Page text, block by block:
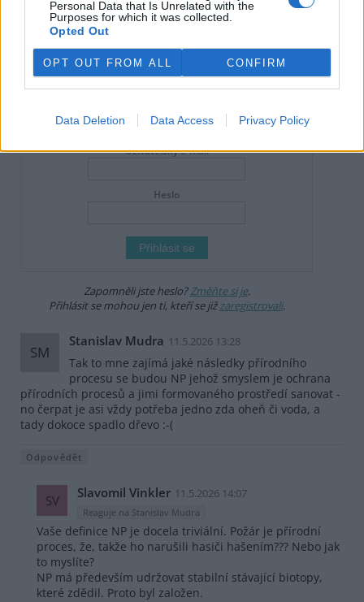
Personal Data that Is Unrelated with the
Purposes for which it was collected.
Opted Out
OPT OUT FROM ALL CONFIRM
Data Deletion Data Access Privacy Policy
Redakce Ekolistu vítá čtenářské názory, komentáře a postřehy. Tím,
dodržovatpravidla diskuse . V případě porušení si redakce
vyhrazuje právo smazat diskusní příspěvěk
DO DISKUZE SE MŮŽETE ZAPOJIT PO PŘIHLÁŠENÍ
Uživatelský e-mail
Heslo
Zapomněli jste heslo?Změňte si je.
Přihlásit se mohou jen ti, kteří se jižzaregistrovali.
SM
Stanislav Mudra 11.5.2026 13:28
Tak to mne zajímá jaké následky přírodního
procesu se budou NP jehož smyslem je ochrana
přírodních procesů a jimi formovaného prostředí sanovat -
no čerpat je asi vždy potřeba jedno zda oheň či voda, a
tady dokoce spadlo dřevo :-(
Odpovědět
SV Slavomil Vinkler 11.5.2026 14:07
Reaguje na Stanislav Mudra
Vaše definice NP je docela triviální. Požár je přírodní
proces, že, takže ho narušili hasiči hašením??? Nebo jak
to myslíte?
NP má především udržovat stabilní stávající biotopy,
které zdědil. Proto byl založen.